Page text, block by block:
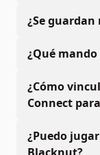
¿Se guardan
¿Qué
¿Cómo
Connect
¿Puedo